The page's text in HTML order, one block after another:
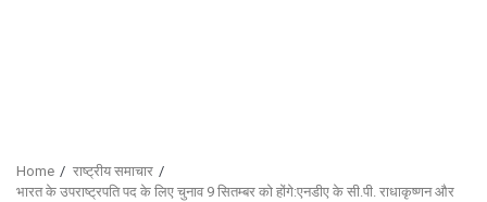
Home
राष्ट्रीय समाचार
भारत के उपराष्ट्रपति पद के लिए चुनाव 9 सितम्बर को होंगे:एनडीए के सी.पी. राधाकृष्णन और